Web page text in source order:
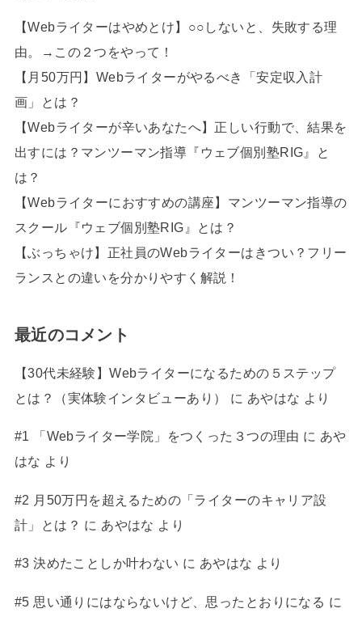
【Webライターはやめとけ】○○しないと、失敗する理
由。→この２つをやって！
【月50万円】Webライターがやるべき「安定収入計
画」とは？
【Webライターが辛いあなたへ】正しい行動で、結果を
出すには？マンツーマン指導『ウェブ個別塾RIG』と
は？
【Webライターにおすすめの講座】マンツーマン指導の
スクール『ウェブ個別塾RIG』とは？
【ぶっちゃけ】正社員のWebライターはきつい？フリー
ランスとの違いを分かりやすく解説！
最近のコメント
【30代未経験】Webライターになるための５ステップ
とは？（実体験インタビューあり）
に あやはな より
#1 「Webライター学院」をつくった３つの理由 に あや
はな より
#2 月50万円を超えるための「ライターのキャリア設
計」とは？ に あやはな より
#3 決めたことしか叶わない に あやはな より
#5 思い通りにはならないけど、思ったとおりになる に